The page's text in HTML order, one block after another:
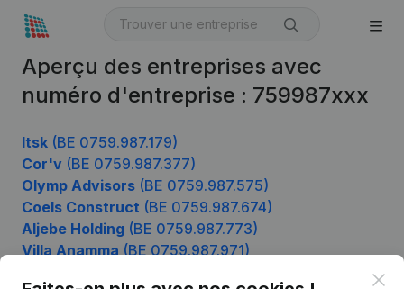
Aperçu des entreprises avec
numéro d'entreprise : 759987xxx
Itsk (BE 0759.987.179)
Cor'v (BE 0759.987.377)
Olymp Advisors (BE 0759.987.575)
Coels Construct (BE 0759.987.674)
Aljebe Holding (BE 0759.987.773)
Villa Anamma(BE 0759.987.971)